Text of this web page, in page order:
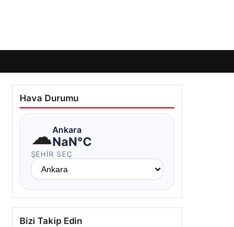
Hava Durumu
☁Ankara
NaN°C
ŞEHIR SEÇ
Bizi Takip Edin